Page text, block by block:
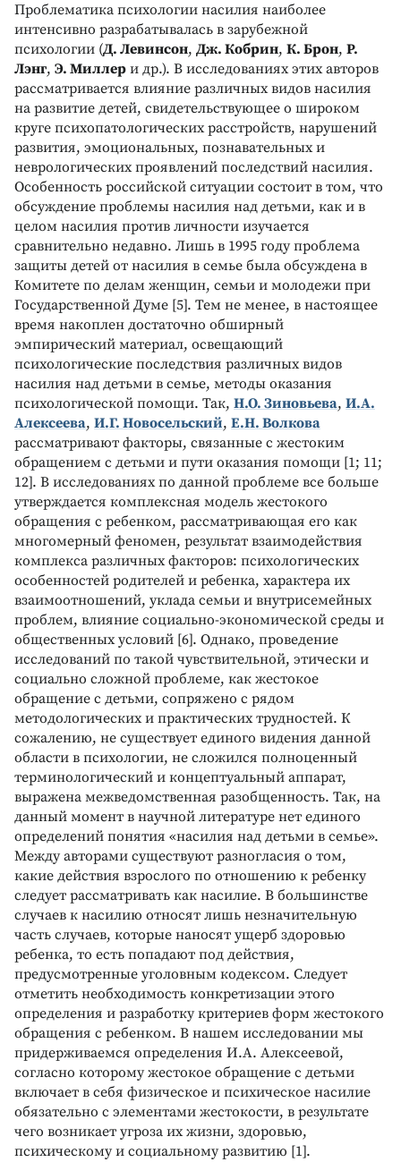
Проблематика психологии насилия наиболее
интенсивно разрабатывалась в зарубежной
психологии (Д. Левинсон, Дж. Кобрин, К. Брон, Р.
Лэнг, Э. Миллер и др.). В исследованиях этих авторов
рассматривается влияние различных видов насилия
на развитие детей, свидетельствующее о широком
круге психопатологических расстройств, нарушений
развития, эмоциональных, познавательных и
неврологических проявлений последствий насилия.
Особенность российской ситуации состоит в том, что
обсуждение проблемы насилия над детьми, как и в
целом насилия против личности изучается
сравнительно недавно. Лишь в 1995 году проблема
защиты детей от насилия в семье была обсуждена в
Комитете по делам женщин, семьи и молодежи при
Государственной Думе [5]. Тем не менее, в настоящее
время накоплен достаточно обширный
эмпирический материал, освещающий
психологические последствия различных видов
насилия над детьми в семье, методы оказания
психологической помощи. Так, Н.О. Зиновьева, И.А.
Алексеева, И.Г. Новосельский, Е.Н. Волкова
рассматривают факторы, связанные с жестоким
обращением с детьми и пути оказания помощи [1; 11;
12]. В исследованиях по данной проблеме все больше
утверждается комплексная модель жестокого
обращения с ребенком, рассматривающая его как
многомерный феномен, результат взаимодействия
комплекса различных факторов: психологических
особенностей родителей и ребенка, характера их
взаимоотношений, уклада семьи и внутрисемейных
проблем, влияние социально-экономической среды и
общественных условий [6]. Однако, проведение
исследований по такой чувствительной, этически и
социально сложной проблеме, как жестокое
обращение с детьми, сопряжено с рядом
методологических и практических трудностей. К
сожалению, не существует единого видения данной
области в психологии, не сложился полноценный
терминологический и концептуальный аппарат,
выражена межведомственная разобщенность. Так, на
данный момент в научной литературе нет единого
определений понятия «насилия над детьми в семье».
Между авторами существуют разногласия о том,
какие действия взрослого по отношению к ребенку
следует рассматривать как насилие. В большинстве
случаев к насилию относят лишь незначительную
часть случаев, которые наносят ущерб здоровью
ребенка, то есть попадают под действия,
предусмотренные уголовным кодексом. Следует
отметить необходимость конкретизации этого
определения и разработку критериев форм жестокого
обращения с ребенком. В нашем исследовании мы
придерживаемся определения И.А. Алексеевой,
согласно которому жестокое обращение с детьми
включает в себя физическое и психическое насилие
обязательно с элементами жестокости, в результате
чего возникает угроза их жизни, здоровью,
психическому и социальному развитию [1].